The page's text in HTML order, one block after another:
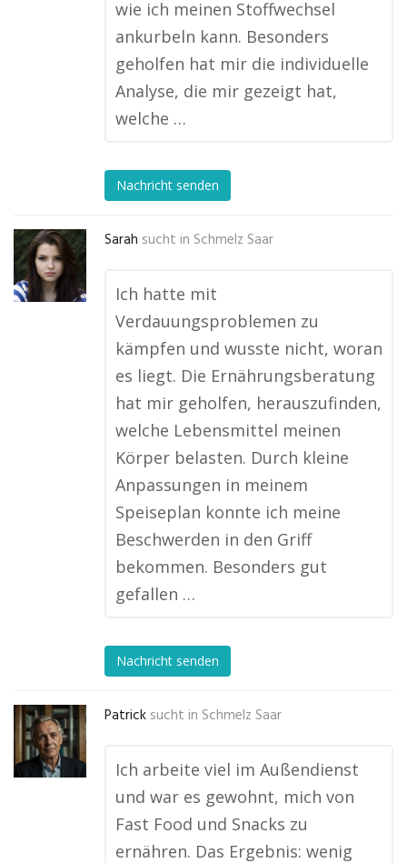
wie ich meinen Stoffwechsel
ankurbeln kann. Besonders
geholfen hat mir die individuelle
Analyse, die mir gezeigt hat,
welche …
Nachricht senden
Sarah sucht in Schmelz Saar
Ich hatte mit
Verdauungsproblemen zu
kämpfen und wusste nicht, woran
es liegt. Die Ernährungsberatung
hat mir geholfen, herauszufinden,
welche Lebensmittel meinen
Körper belasten. Durch kleine
Anpassungen in meinem
Speiseplan konnte ich meine
Beschwerden in den Griff
bekommen. Besonders gut
gefallen …
Nachricht senden
Patrick sucht in Schmelz Saar
Ich arbeite viel im Außendienst
und war es gewohnt, mich von
Fast Food und Snacks zu
ernähren. Das Ergebnis: wenig